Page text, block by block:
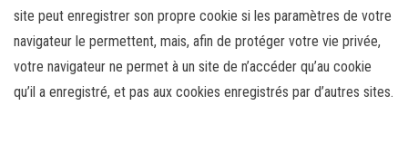
site peut enregistrer son propre cookie si les paramètres de votre
navigateur le permettent, mais, afin de protéger votre vie privée,
votre navigateur ne permet à un site de n’accéder qu’au cookie
qu’il a enregistré, et pas aux cookies enregistrés par d’autres sites.